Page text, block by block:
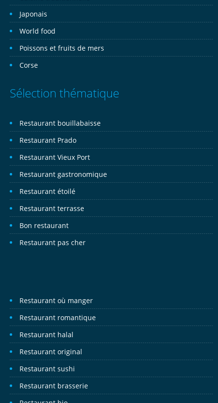
Japonais
World food
Poissons et fruits de mers
Corse
Sélection thématique
Restaurant bouillabaisse
Restaurant Prado
Restaurant Vieux Port
Restaurant gastronomique
Restaurant étoilé
Restaurant terrasse
Bon restaurant
Restaurant pas cher
Restaurant où manger
Restaurant romantique
Restaurant halal
Restaurant original
Restaurant sushi
Restaurant brasserie